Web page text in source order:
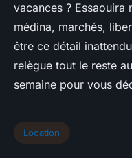
vacances ? Essaouira
médina, marchés,
être ce détail
relègue tout le reste
semaine pour vous
Location